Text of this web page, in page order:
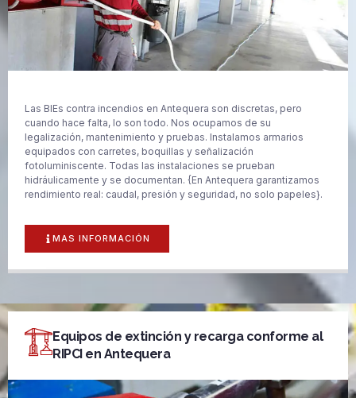
Las BIEs contra incendios en Antequera son discretas, pero
cuando hace falta, lo son todo. Nos ocupamos de su
legalización, mantenimiento y pruebas. Instalamos armarios
equipados con carretes, boquillas y señalización
fotoluminiscente. Todas las instalaciones se prueban
hidráulicamente y se documentan. {En Antequera garantizamos
rendimiento real: caudal, presión y seguridad, no solo papeles}.
MAS INFORMACIÓN
Equipos de extinción y recarga conforme al
RIPCI en Antequera